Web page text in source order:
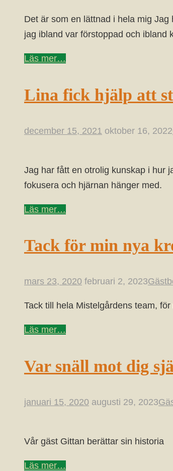
Det är som en lättnad i hela mig
jag ibland var förstoppad och
Läs mer…
Lina fick hjälp att
december 15, 2021 oktober 16, 2022
Jag har fått en otrolig kunskap i hur
fokusera och hjärnan hänger med.
Läs mer…
Tack för min nya
mars 23, 2020 februari 2, 2023
Tack till hela Mistelgårdens team,
Läs mer…
Var snäll mot dig
januari 15, 2020 augusti 29, 2023
Vår gäst Gittan berättar sin historia
Läs mer…